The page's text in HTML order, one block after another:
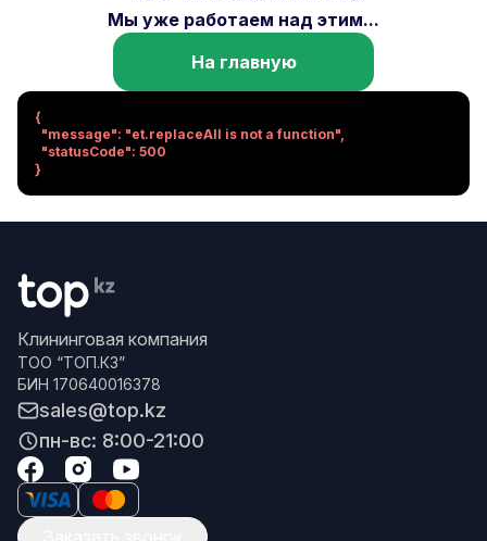
Мы уже работаем над этим...
На главную
{
}
Клининговая компания
ТОО “ТОП.КЗ”
БИН 170640016378
sales@top.kz
пн-вс: 8:00-21:00